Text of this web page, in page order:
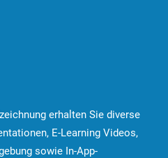
erhalten Sie diverse
E-Learning Videos,
sowie In-App-